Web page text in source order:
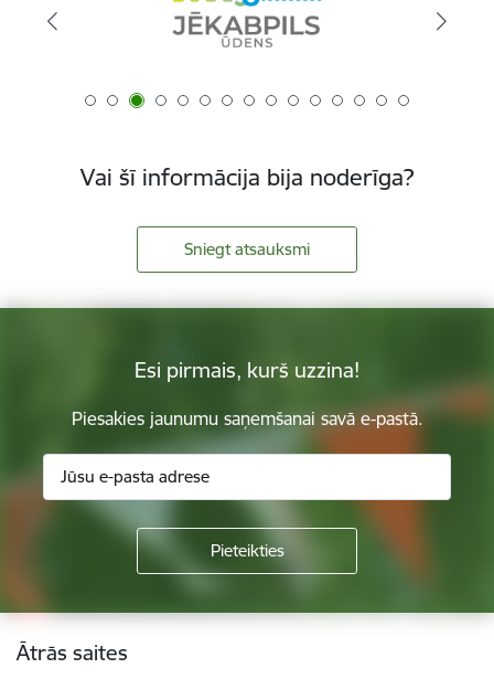
Vai šī informācija bija noderīga?
Sniegt atsauksmi
Esi pirmais, kurš uzzina!
Piesakies jaunumu saņemšanai savā e-pastā.
Kājene
Ātrās saites